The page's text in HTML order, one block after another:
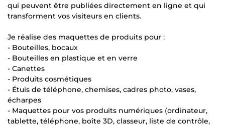
qui peuvent être publiées directement en ligne et qui
transforment vos visiteurs en clients.
Je réalise des maquettes de produits pour :
- Bouteilles, bocaux
- Bouteilles en plastique et en verre
- Canettes
- Produits cosmétiques
- Étuis de téléphone, chemises, cadres photo, vases,
écharpes
- Maquettes pour vos produits numériques (ordinateur,
tablette, téléphone, boîte 3D, classeur, liste de contrôle,